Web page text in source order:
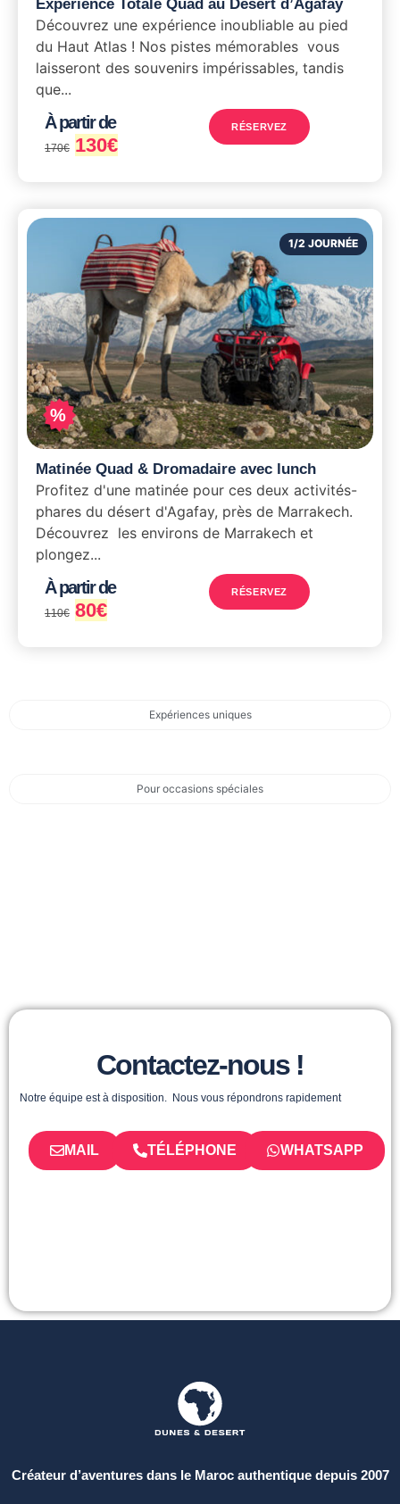
Expériences uniques
Pour occasions spéciales
Expérience Totale Quad au Désert d’Agafay
Découvrez une expérience inoubliable au pied
du Haut Atlas ! Nos pistes mémorables vous
laisseront des souvenirs impérissables, tandis
que...
À partir de
170€ 130€
RÉSERVEZ
%
1/2 JOURNÉE
Matinée Quad & Dromadaire avec lunch
Profitez d'une matinée pour ces deux activités-
phares du désert d'Agafay, près de Marrakech.
Découvrez les environs de Marrakech et
plongez...
À partir de
110€ 80€
RÉSERVEZ
Contactez-nous !
Notre équipe est à disposition. Nous vous répondrons rapidement
MAIL TÉLÉPHONE WHATSAPP
Créateur d’aventures dans le Maroc authentique depuis 2007